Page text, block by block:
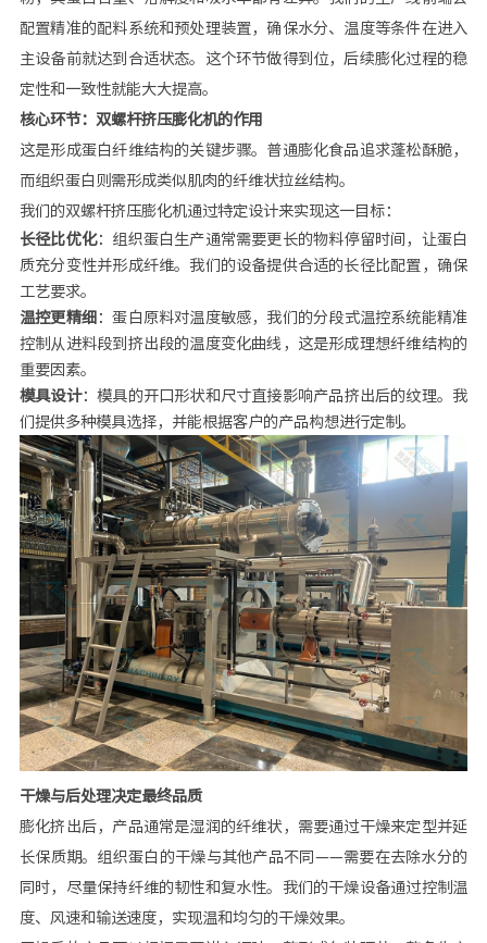
配置精准的配料系统和预处理装置，确保水分、温度等条件在进入
主设备前就达到合适状态。这个环节做得到位，后续膨化过程的稳
定性和一致性就能大大提高。
核心环节：双螺杆挤压膨化机的作用
这是形成蛋白纤维结构的关键步骤。普通膨化食品追求蓬松酥脆，
而组织蛋白则需形成类似肌肉的纤维状拉丝结构。
我们的双螺杆挤压膨化机通过特定设计来实现这一目标：
长径比优化：组织蛋白生产通常需要更长的物料停留时间，让蛋白
质充分变性并形成纤维。我们的设备提供合适的长径比配置，确保
工艺要求。
温控更精细 ：蛋白原料对温度敏感，我们的分段式温控系统能精准
控制从进料段到挤出段的温度变化曲线，这是形成理想纤维结构的
重要因素。
模具设计：模具的开口形状和尺寸直接影响产品挤出后的纹理。我
们提供多种模具选择，并能根据客户的产品构想进行定制。
干燥与后处理决定最终品质
膨化挤出后，产品通常是湿润的纤维状，需要通过干燥来定型并延
长保质期。组织蛋白的干燥与其他产品不同——需要在去除水分的
同时，尽量保持纤维的韧性和复水性。我们的干燥设备通过控制温
度、风速和输送速度，实现温和均匀的干燥效果。